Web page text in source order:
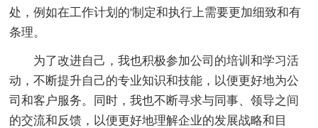
处，例如在工作计划的'制定和执行上需要更加细致和有
条理。
为了改进自己，我也积极参加公司的培训和学习活
动，不断提升自己的专业知识和技能，以便更好地为公
司和客户服务。同时，我也不断寻求与同事、领导之间
的交流和反馈，以便更好地理解企业的发展战略和目